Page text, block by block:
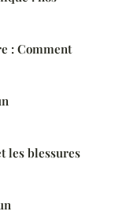
: Comment
les blessures